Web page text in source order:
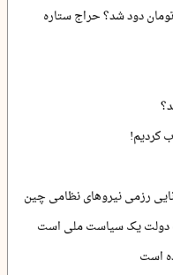
کردیم!
رزمی نیروهای نظامی چین
دولت یک سیاست ملی است
است